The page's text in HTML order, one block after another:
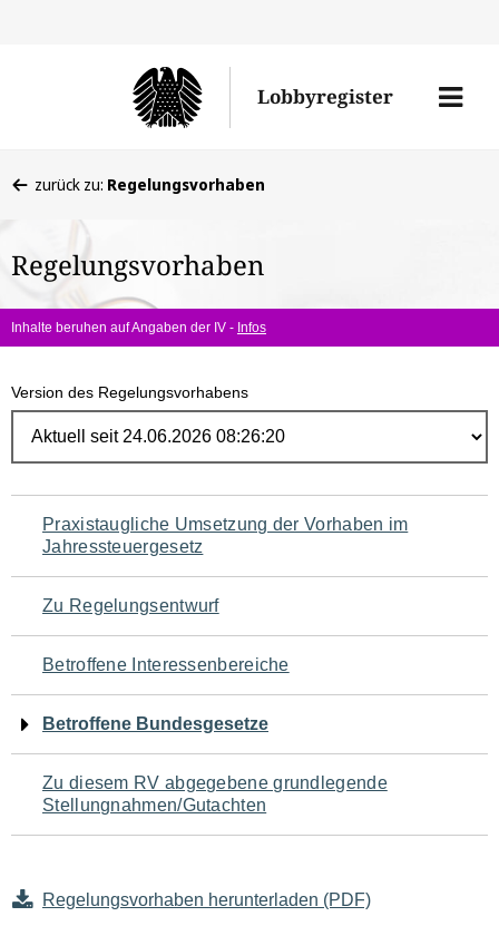
Lobbyregister
Menü
befinden
hier:
zurück zu: Regelungsvorhaben
Regelungsvorhaben
Inhalte beruhen auf Angaben der IV - Infos
Version des Regelungsvorhabens
Navigation
für
den
Seiteninhalt
Praxistaugliche Umsetzung der Vorhaben im
Jahressteuergesetz
Zu Regelungsentwurf
Betroffene Interessenbereiche
Betroffene Bundesgesetze
Zu diesem RV abgegebene grundlegende
Stellungnahmen/Gutachten
Regelungsvorhaben herunterladen (PDF)